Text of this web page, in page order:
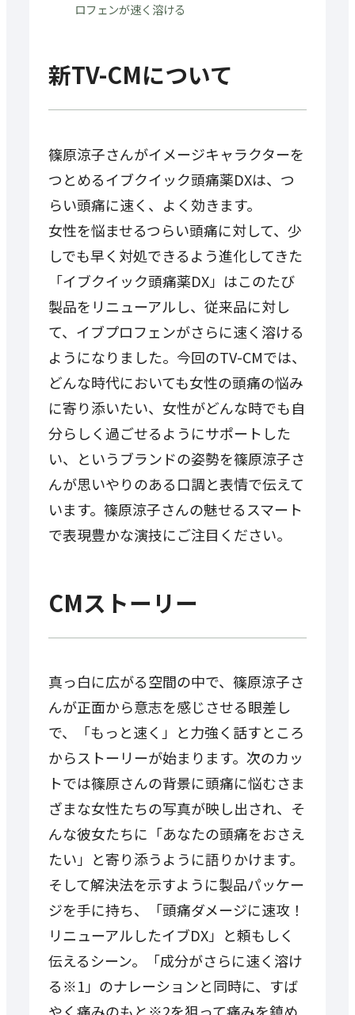
ロフェンが速く溶ける
新TV-CMについて
篠原涼子さんがイメージキャラクターを
つとめるイブクイック頭痛薬DXは、つ
らい頭痛に速く、よく効きます。
女性を悩ませるつらい頭痛に対して、少
しでも早く対処できるよう進化してきた
「イブクイック頭痛薬DX」はこのたび
製品をリニューアルし、従来品に対し
て、イブプロフェンがさらに速く溶ける
ようになりました。今回のTV-CMでは、
どんな時代においても女性の頭痛の悩み
に寄り添いたい、女性がどんな時でも自
分らしく過ごせるようにサポートした
い、というブランドの姿勢を篠原涼子さ
んが思いやりのある口調と表情で伝えて
います。篠原涼子さんの魅せるスマート
で表現豊かな演技にご注目ください。
CMストーリー
真っ白に広がる空間の中で、篠原涼子さ
んが正面から意志を感じさせる眼差し
で、「もっと速く」と力強く話すところ
からストーリーが始まります。次のカッ
トでは篠原さんの背景に頭痛に悩むさま
ざまな女性たちの写真が映し出され、そ
んな彼女たちに「あなたの頭痛をおさえ
たい」と寄り添うように語りかけます。
そして解決法を示すように製品パッケー
ジを手に持ち、「頭痛ダメージに速攻！
リニューアルしたイブDX」と頼もしく
伝えるシーン。「成分がさらに速く溶け
る※1」のナレーションと同時に、すば